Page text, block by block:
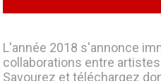
L'année 2018 s'annonce
collaborations entre
Savourez et téléchargez